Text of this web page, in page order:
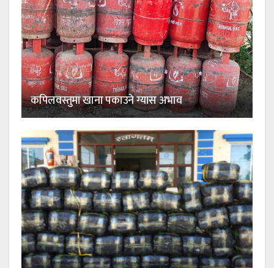
कपिलवस्तुमा खाना पकाउने ग्यास अभाव